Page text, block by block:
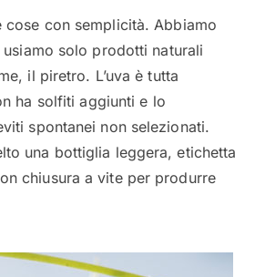
cose con semplicità. Abbiamo
solo prodotti naturali
il piretro. L’uva è tutta
ha solfiti aggiunti e lo
spontanei non selezionati.
una bottiglia leggera, etichetta
chiusura a vite per produrre